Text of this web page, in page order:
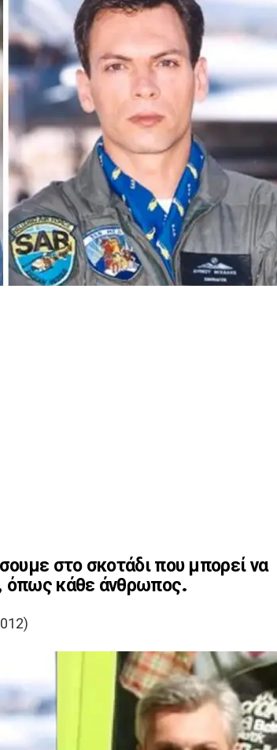
στο σκοτάδι που μπορεί να
όπως κάθε άνθρωπος.